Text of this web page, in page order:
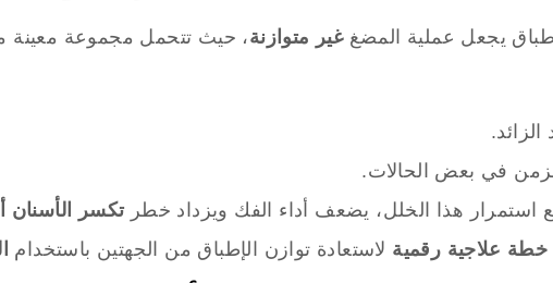
يجعل عملية المضغغير متوازنة
في بعض الحالات.
استمرار هذا الخلل، يضعف أداء الفك ويزداد خطر تكسر الأسنان
علاجية رقمية لاستعادة توازن الإطباق من الجهتين باستخدام